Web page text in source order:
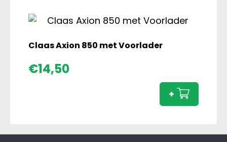
aantal
Claas Axion 850 met Voorlader
€14,50
met
aantal
+